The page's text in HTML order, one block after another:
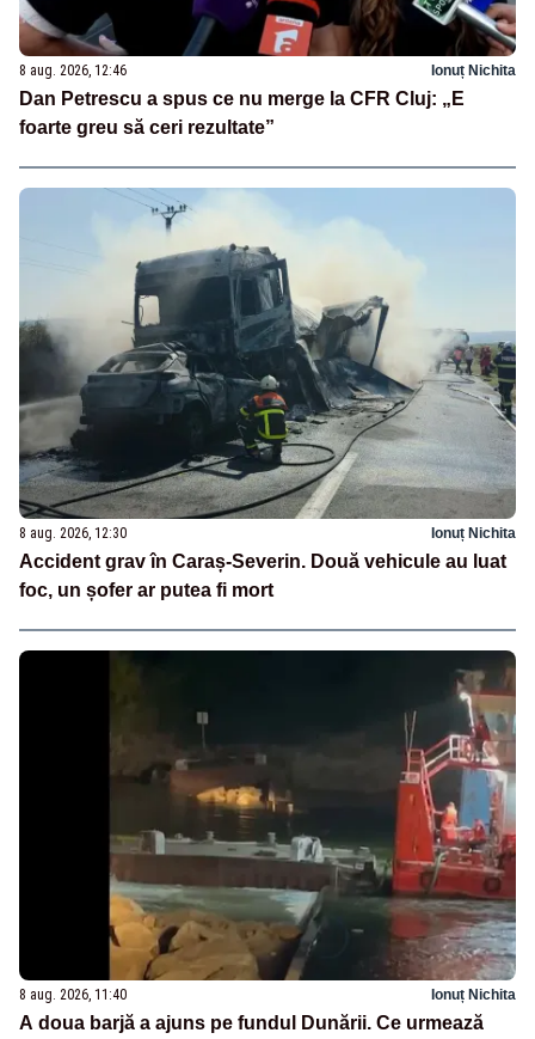
8 aug. 2026, 12:46 Ionuț Nichita
Dan Petrescu a spus ce nu merge la CFR Cluj: „E
foarte greu să ceri rezultate”
8 aug. 2026, 12:30 Ionuț Nichita
Accident grav în Caraș-Severin. Două vehicule au luat
foc, un șofer ar putea fi mort
8 aug. 2026, 11:40 Ionuț Nichita
A doua barjă a ajuns pe fundul Dunării. Ce urmează